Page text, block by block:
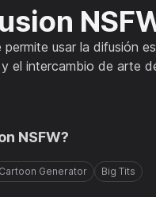
usar la difusión
el intercambio de arte
NSFW?
Generator Big Tits